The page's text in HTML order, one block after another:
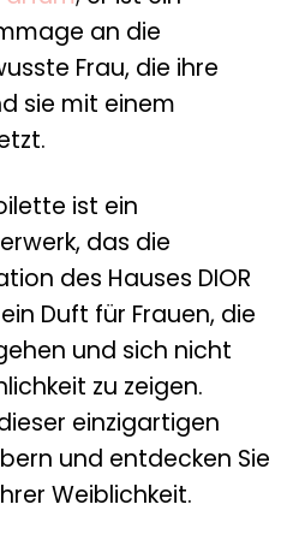
an die
Frau, die ihre
sie mit einem
ist ein
das die
des Hauses DIOR
Duft für Frauen, die
und sich nicht
zu zeigen.
einzigartigen
und entdecken Sie
Weiblichkeit.